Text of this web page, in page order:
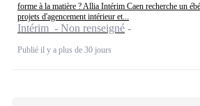
forme à la matière ? Allia Intérim Caen recherche un
projets d'agencement intérieur et...
Intérim - Non renseigné
Publié il y a plus de 30 jours